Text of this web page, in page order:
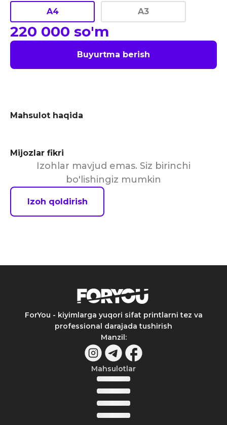
A4
A3
220 000 so'm
Buyurtma berish
Mahsulot haqida
Mijozlar fikri
Izohlar mavjud emas. Siz birinchi
bo'lishingiz mumkin
Izoh qoldirish
ForYou - kiyimlarga yuqori sifat printlarni tez va
professional darajada tushirish
Manzil:
Mahsulotlar